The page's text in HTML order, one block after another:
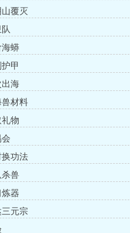
山覆灭
海蟒
甲
出海
兽材料
物
换功法
杀兽
器
元宗